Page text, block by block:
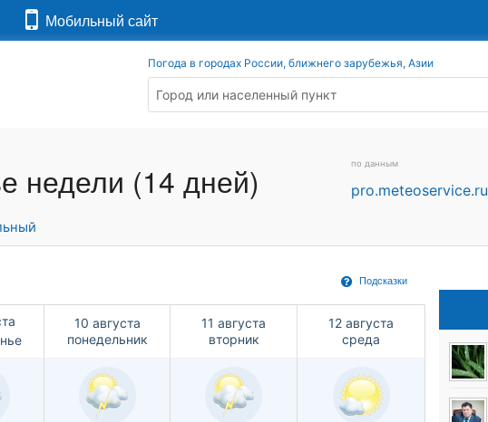
Мобильный сайт
Погода в городах России, ближнего зарубежья, Азии
недели (14 дней) по данным
pro.meteoservice.ru
Подсказки
10 августа
понедельник
11 августа
вторник
12 августа
среда